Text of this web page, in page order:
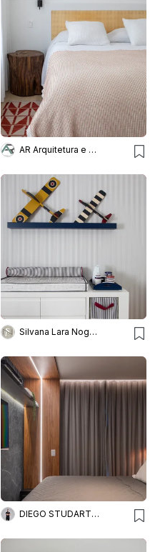
AR Arquitetura e Design
Silvana Lara Nogueira
DIEGO STUDART ARQUITETURA